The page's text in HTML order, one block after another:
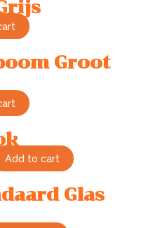
Groot
Add to cart
Glas